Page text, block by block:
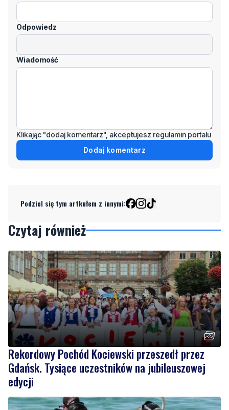
Odpowiedz
Wiadomość
Klikając "dodaj komentarz", akceptujesz regulamin portalu
Dodaj komentarz
Podziel się tym artkułem z innymi:
Czytaj również
Rekordowy Pochód Kociewski przeszedł przez
Gdańsk. Tysiące uczestników na jubileuszowej
edycji